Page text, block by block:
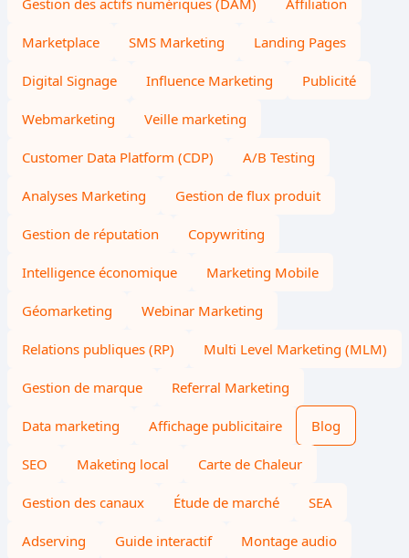
Gestion des actifs numériques (DAM) Affiliation
Marketplace SMS Marketing Landing Pages
Digital Signage Influence Marketing Publicité
Webmarketing Veille marketing
Customer Data Platform (CDP) A/B Testing
Analyses Marketing Gestion de flux produit
Gestion de réputation Copywriting
Intelligence économique Marketing Mobile
Géomarketing Webinar Marketing
Relations publiques (RP) Multi Level Marketing (MLM)
Gestion de marque Referral Marketing
Data marketing Affichage publicitaire Blog
SEO Maketing local Carte de Chaleur
Gestion des canaux Étude de marché SEA
Adserving Guide interactif Montage audio